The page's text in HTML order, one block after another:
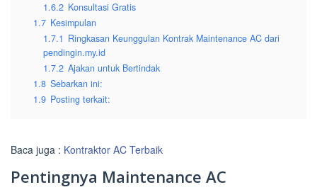
1.6.2 Konsultasi Gratis
1.7 Kesimpulan
1.7.1 Ringkasan Keunggulan Kontrak Maintenance AC dari
pendingin.my.id
1.7.2 Ajakan untuk Bertindak
1.8 Sebarkan ini:
1.9 Posting terkait:
Baca juga : Kontraktor AC Terbaik
Pentingnya Maintenance AC